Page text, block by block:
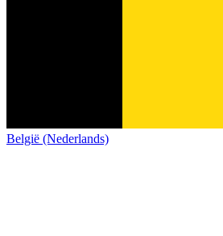
België (Nederlands)